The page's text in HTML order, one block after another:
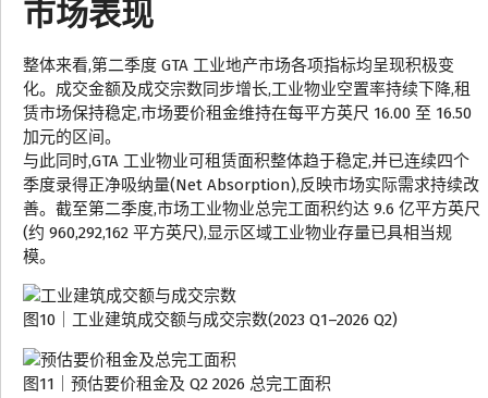
市场表现
整体来看,第二季度 GTA 工业地产市场各项指标均呈现积极变
化。成交金额及成交宗数同步增长,工业物业空置率持续下降,租
赁市场保持稳定,市场要价租金维持在每平方英尺 16.00 至 16.50
加元的区间。
与此同时,GTA 工业物业可租赁面积整体趋于稳定,并已连续四个
季度录得正净吸纳量(Net Absorption),反映市场实际需求持续改
善。截至第二季度,市场工业物业总完工面积约达 9.6 亿平方英尺
(约 960,292,162 平方英尺),显示区域工业物业存量已具相当规
模。
图10｜工业建筑成交额与成交宗数(2023 Q1–2026 Q2)
图11｜预估要价租金及 Q2 2026 总完工面积